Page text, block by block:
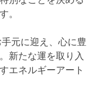
。
元に迎え、心に豊
新たな運を取り入
エネルギーアート